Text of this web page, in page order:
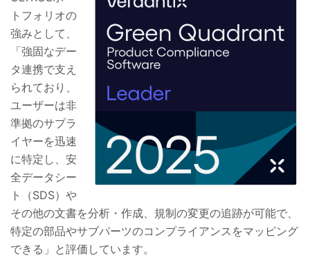
トフォリオの
強みとして、
「強固なデー
タ連携で支え
られており、
ユーザーは非
準拠のサプラ
イヤーを迅速
に特定し、安
全データシー
ト（SDS）や
その他の文書を分析・作成、規制の変更の追跡が可能で、
特定の部品やサブパーツのコンプライアンスをマッピング
できる」と評価しています。